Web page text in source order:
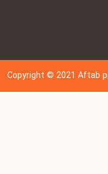
Copyright © 202 1Aftab